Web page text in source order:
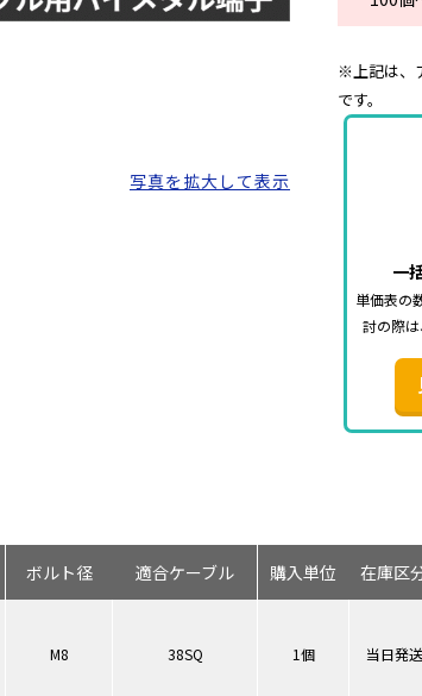
※上記は、
です。
一
単価表の
討の際は
写真を拡大して表示
ボルト径 適合ケーブル
M8 38SQ
購入単位 在庫区
1個 当日発送